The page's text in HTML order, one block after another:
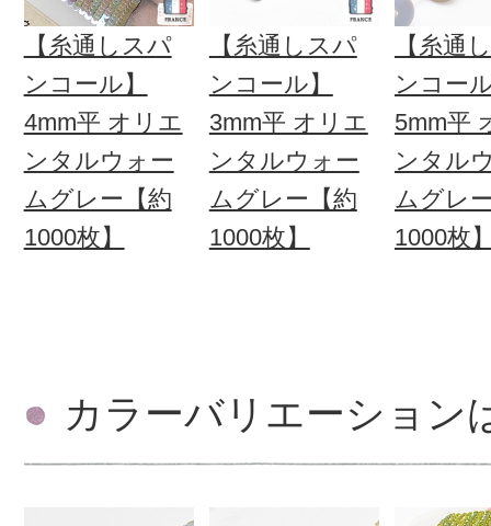
【糸通しスパ
ンコール】
4mm平 オリエ
ンタルウォー
ムグレー【約
1000枚】
【糸通しスパ
ンコール】
3mm平 オリエ
ンタルウォー
ムグレー【約
1000枚】
【糸通
ンコー
5mm平
ンタル
ムグレ
1000枚
カラーバリエーション